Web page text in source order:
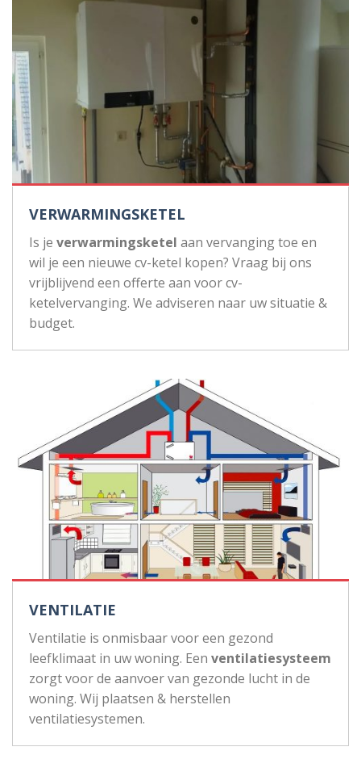
VERWARMINGSKETEL
Is je verwarmingsketel aan vervanging toe en
wil je een nieuwe cv-ketel kopen? Vraag bij ons
vrijblijvend een offerte aan voor cv-
ketelvervanging. We adviseren naar uw situatie &
budget.
VENTILATIE
Ventilatie is onmisbaar voor een gezond
leefklimaat in uw woning. Een ventilatiesysteem
zorgt voor de aanvoer van gezonde lucht in de
woning. Wij plaatsen & herstellen
ventilatiesystemen.